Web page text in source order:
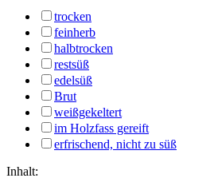
trocken
feinherb
halbtrocken
restsüß
edelsüß
Brut
weißgekeltert
im Holzfass gereift
erfrischend, nicht zu süß
Inhalt: